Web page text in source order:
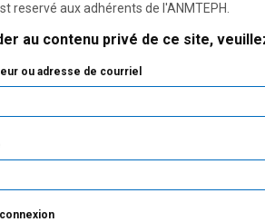
reservé aux adhérents de l'ANMTEPH.
au contenu privé de ce site,
ou adresse de courriel